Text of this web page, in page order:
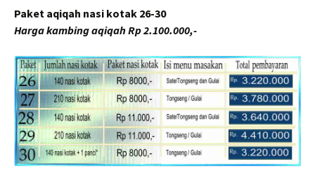
Paket aqiqah nasi kotak 26-30
Harga kambing aqiqah Rp 2.100.000,-